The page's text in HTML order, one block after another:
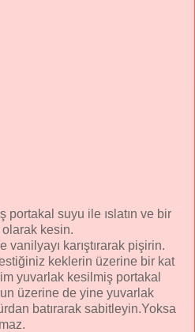
portakal suyu ile ıslatın ve bir
olarak kesin.
karıştırarak pişirin.
keklerin üzerine bir kat
yuvarlak kesilmiş portakal
üzerine de yine yuvarlak
batırarak sabitleyin.Yoksa